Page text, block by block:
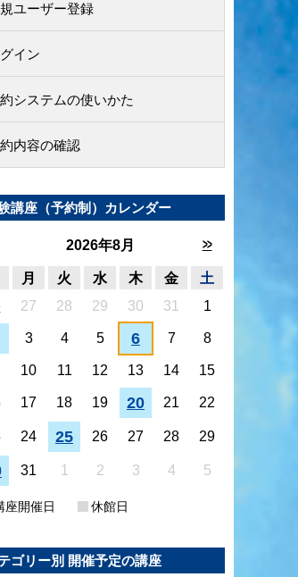
ユーザー登録
イン
システムの使いかた
内容の確認
講座（予約制）カレンダー
2026年8月 >>
月 火 水 木 金
土
27 28 29 30 31 1
3 4 5 6 7 8
10 11 12 13 14 15
17 18 19 20 21 22
24 25 26 27 28 29
31 1 2 3 4 5
座開催日 休館日
ゴリー別 開催予定の講座